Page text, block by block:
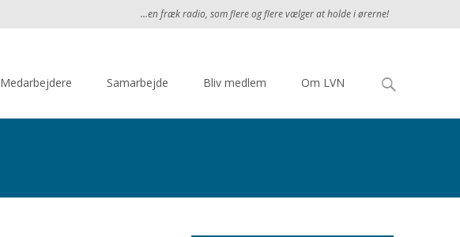
...en fræk radio, som flere og flere vælger at holde i ørerne!
Medarbejdere Samarbejde Bliv medlem Om LVN
Søg
efter: